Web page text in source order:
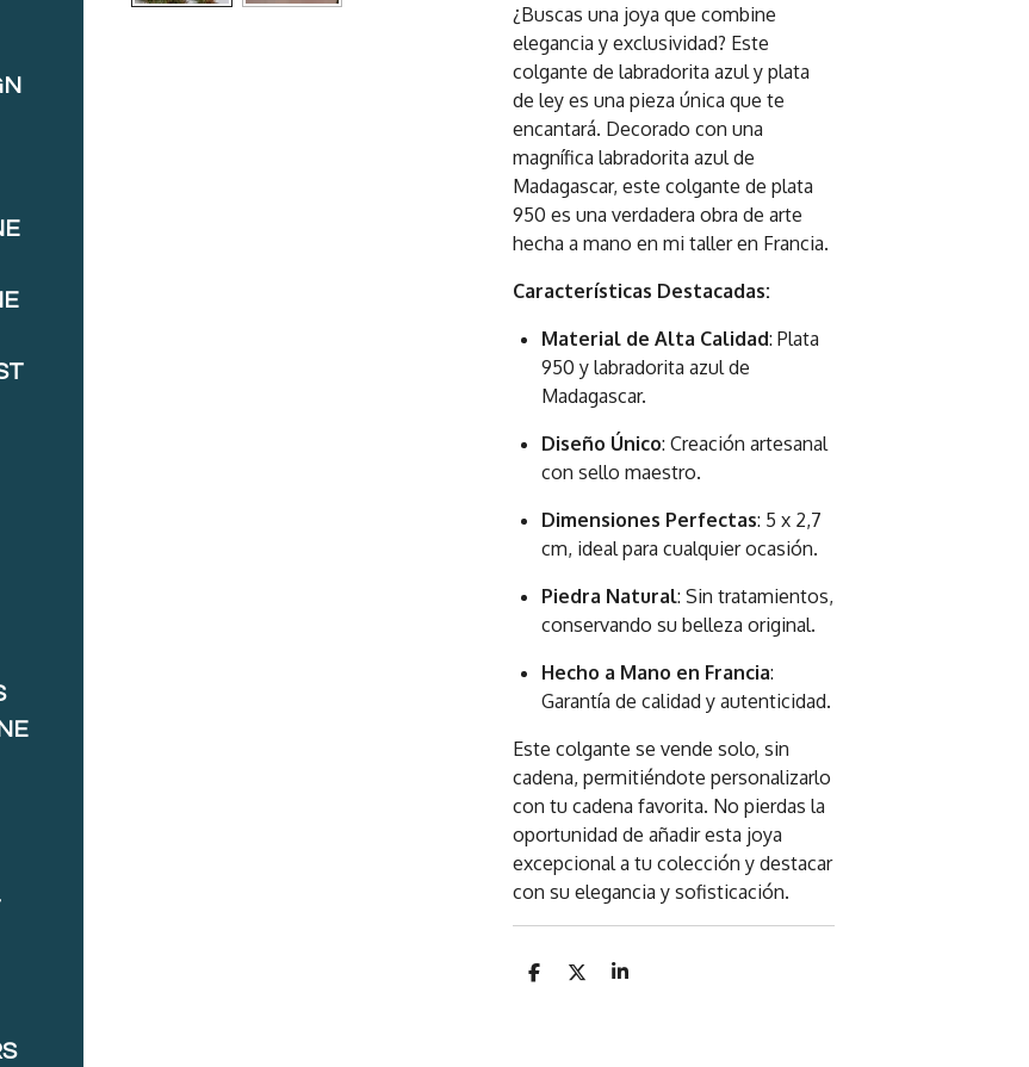
¿Buscas una joya que combine
elegancia y exclusividad? Este
colgante de labradorita azul y plata
de ley es una pieza única que te
encantará. Decorado con una
magnífica labradorita azul de
Madagascar, este colgante de plata
950 es una verdadera obra de arte
hecha a mano en mi taller en Francia.
Características Destacadas:
Material de Alta Calidad: Plata
950 y labradorita azul de
Madagascar.
Diseño Único: Creación artesanal
con sello maestro.
Dimensiones Perfectas: 5 x 2,7
cm, ideal para cualquier ocasión.
Piedra Natural: Sin tratamientos,
conservando su belleza original.
Hecho a Mano en Francia:
Garantía de calidad y autenticidad.
Este colgante se vende solo, sin
cadena, permitiéndote personalizarlo
con tu cadena favorita. No pierdas la
oportunidad de añadir esta joya
excepcional a tu colección y destacar
con su elegancia y sofisticación.
C
C
C